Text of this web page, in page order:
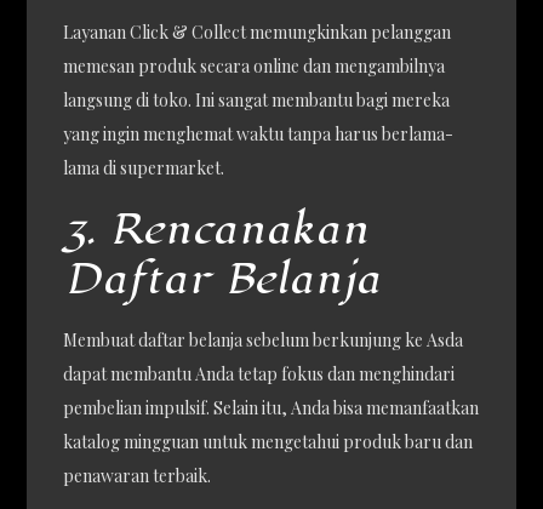
Layanan Click & Collect memungkinkan pelanggan
memesan produk secara online dan mengambilnya
langsung di toko. Ini sangat membantu bagi mereka
yang ingin menghemat waktu tanpa harus berlama-
lama di supermarket.
3. Rencanakan
Daftar Belanja
Membuat daftar belanja sebelum berkunjung ke Asda
dapat membantu Anda tetap fokus dan menghindari
pembelian impulsif. Selain itu, Anda bisa memanfaatkan
katalog mingguan untuk mengetahui produk baru dan
penawaran terbaik.